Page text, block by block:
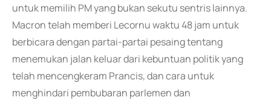
untuk memilih PM yang bukan sekutu sentris lainnya.
Macron telah memberi Lecornu waktu 48 jam untuk
berbicara dengan partai-partai pesaing tentang
menemukan jalan keluar dari kebuntuan politik yang
telah mencengkeram Prancis, dan cara untuk
menghindari pembubaran parlemen dan